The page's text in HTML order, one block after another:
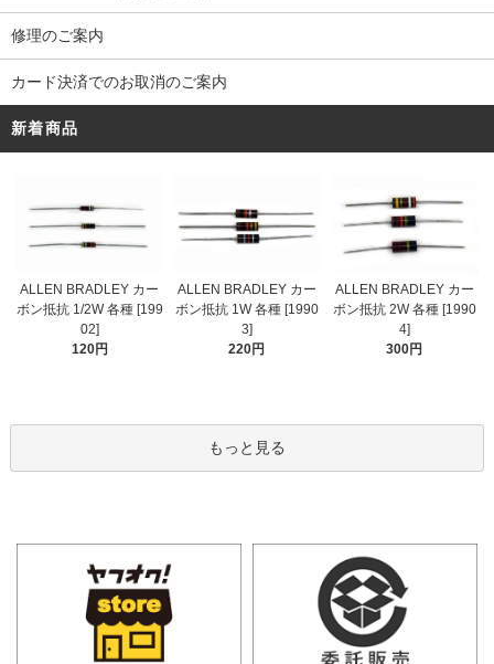
修理のご案内
カード決済でのお取消のご案内
新着商品
ALLEN BRADLEY カー
ボン抵抗 1/2W 各種 [199
02]
120円
ALLEN BRADLEY カー
ボン抵抗 1W 各種 [1990
3]
220円
ALLEN BRADLEY カー
ボン抵抗 2W 各種 [1990
4]
300円
もっと見る